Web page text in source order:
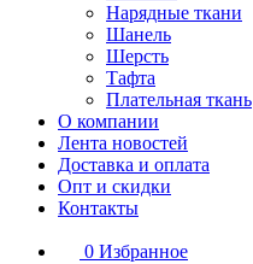
Нарядные ткани
Шанель
Шерсть
Тафта
Плательная ткань
О компании
Лента новостей
Доставка и оплата
Опт и скидки
Контакты
0 Избранное